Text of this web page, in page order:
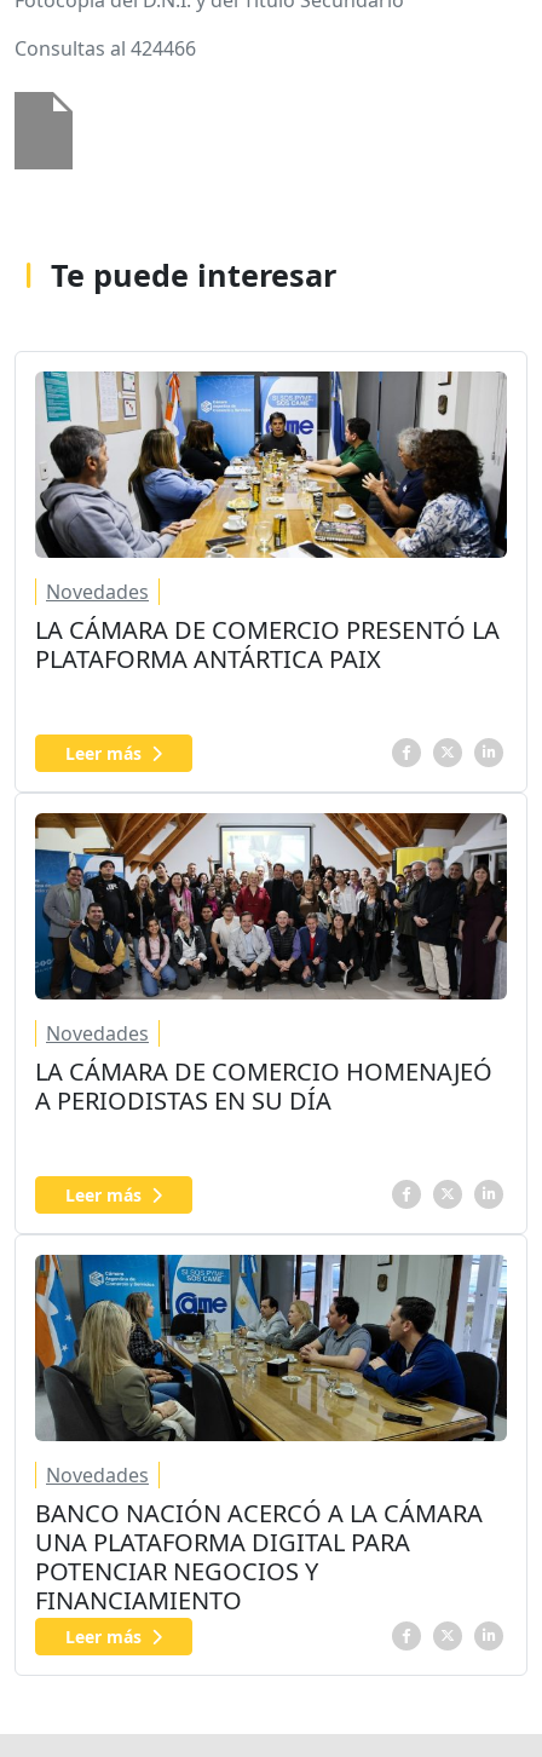
Consultas al 424466
Te puede interesar
Novedades
LA CÁMARA DE COMERCIO PRESENTÓ LA
PLATAFORMA ANTÁRTICA PAIX
Leer más
Novedades
LA CÁMARA DE COMERCIO HOMENAJEÓ
A PERIODISTAS EN SU DÍA
Leer más
Novedades
BANCO NACIÓN ACERCÓ A LA CÁMARA
UNA PLATAFORMA DIGITAL PARA
POTENCIAR NEGOCIOS Y
FINANCIAMIENTO
Leer más